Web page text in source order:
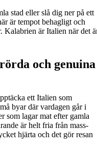
stad eller slå dig ner på ett
är tempot behagligt och
Kalabrien är Italien när det
och genuina
ett Italien som
byar där vardagen går i
som lagar mat efter gamla
är helt fria från mass­
hjärta och det gör resan